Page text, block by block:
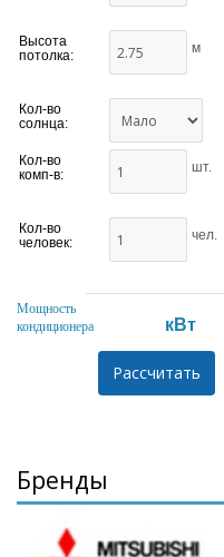
Высота
потолка:
м
Кол-во
солнца:
Кол-во
комп-в:
шт.
Кол-во
человек:
чел.
Мощность
кондиционера
кВт
Бренды